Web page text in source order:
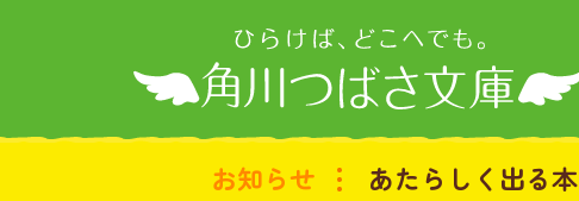
お知らせ あたらしく出る本